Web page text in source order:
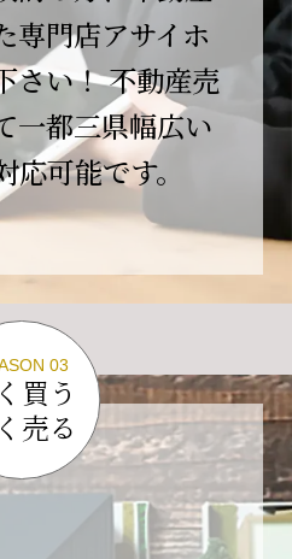
ことができましたの
だいているお客様、お
取引先の皆様、そして
の関係者の皆様のおか
謝申し上げます。
多くのご縁と学びをい
ります。
通過点にすぎません。
ります。
こそ、初心を忘れず、
とされる存在であり続
ます。
、ご指導を賜りますよ
申し上げます。
専門店アサイホ
さい！ 不動産売
一都三県幅広い
可能です。
03
買う
売る